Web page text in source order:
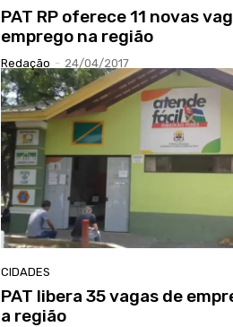
PAT RP oferece 11 novas
emprego na região
Redação - 24/04/2017
CIDADES
PAT libera 35 vagas de
a região